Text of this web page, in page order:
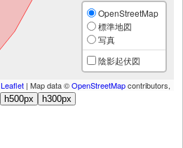
OpenStreetMap
標準地図
写真
陰影起伏図
Leaflet | Map data ©OpenStreetMapcontributors,
h500px h300px